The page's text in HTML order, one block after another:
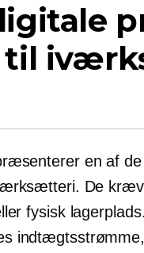
til
en af
De
fysisk